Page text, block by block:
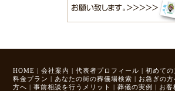
HOME | 会社案内 | 代表者プロフィール | 初めての
料金プラン | あなたの街の葬儀場検索 | お急ぎの方
方へ | 事前相談を行うメリット | 葬儀の実例 | お客